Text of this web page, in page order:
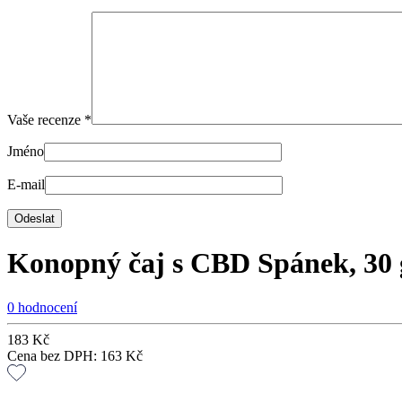
Vaše recenze *
Jméno
E-mail
Konopný čaj s CBD Spánek, 30
0 hodnocení
183 Kč
Cena bez DPH: 163 Kč